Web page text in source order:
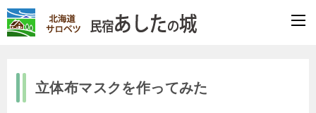
立体布マスクを作ってみた